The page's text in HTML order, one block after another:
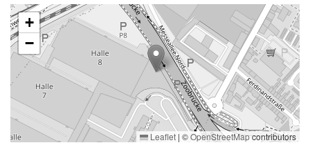
+
−
Leaflet | ©OpenStreetMapcontributors